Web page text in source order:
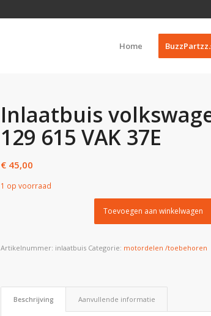
Home
Inlaatbuis
129 615 VAK 37E
€ 45,00
1 op voorraad
Toevoegen aan winkelwagen
Artikelnummer: inlaatbuis Categorie: motordelen /toebehoren
Beschrijving Aanvullende informatie